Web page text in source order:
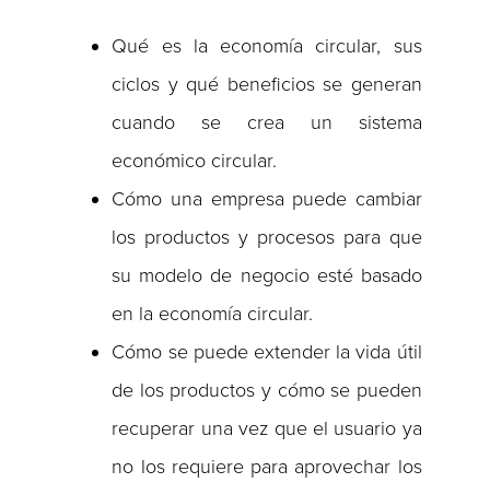
Qué es la economía circular, sus
ciclos y qué beneficios se generan
cuando se crea un sistema
económico circular.
Cómo una empresa puede cambiar
los productos y procesos para que
su modelo de negocio esté basado
en la economía circular.
Cómo se puede extender la vida útil
de los productos y cómo se pueden
recuperar una vez que el usuario ya
no los requiere para aprovechar los